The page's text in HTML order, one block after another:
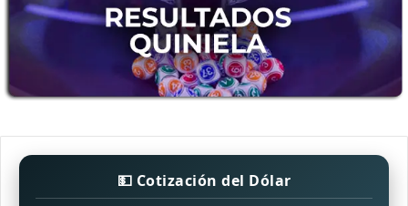
💵 Cotización del Dólar